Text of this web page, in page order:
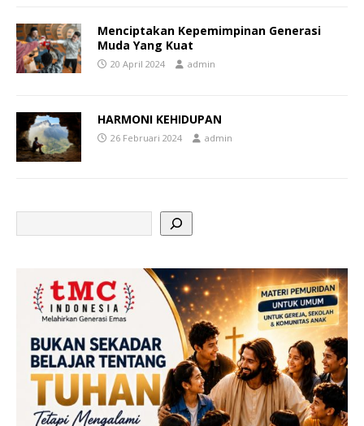
Menciptakan Kepemimpinan Generasi
Muda Yang Kuat
20 April 2024 admin
HARMONI KEHIDUPAN
26 Februari 2024 admin